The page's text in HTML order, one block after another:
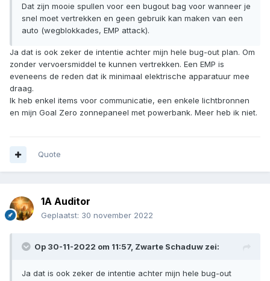
Dat zijn mooie spullen voor een bugout bag voor wanneer je
snel moet vertrekken en geen gebruik kan maken van een
auto (wegblokkades, EMP attack).
Ja dat is ook zeker de intentie achter mijn hele bug-out plan. Om
zonder vervoersmiddel te kunnen vertrekken. Een EMP is
eveneens de reden dat ik minimaal elektrische apparatuur mee
draag.
Ik heb enkel items voor communicatie, een enkele lichtbronnen
en mijn Goal Zero zonnepaneel met powerbank. Meer heb ik niet.
Quote
1A Auditor
Geplaatst: 30 november 2022
Op 30-11-2022 om 11:57, Zwarte Schaduw zei:
Ja dat is ook zeker de intentie achter mijn hele bug-out